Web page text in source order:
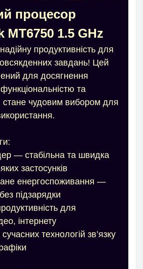
процесор
MT6750 1.5 GHz
продуктивність для
завдань! Цей
для досягнення
та
стане чудовим вибором для
— стабільна та швидка
застосунків
енергоспоживання —
підзарядки
для
інтернету
технологій зв’язку